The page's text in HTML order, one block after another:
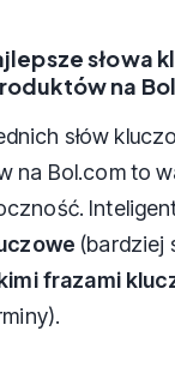
słowa
na
słów
na Bol.com to
(bardziej
frazami